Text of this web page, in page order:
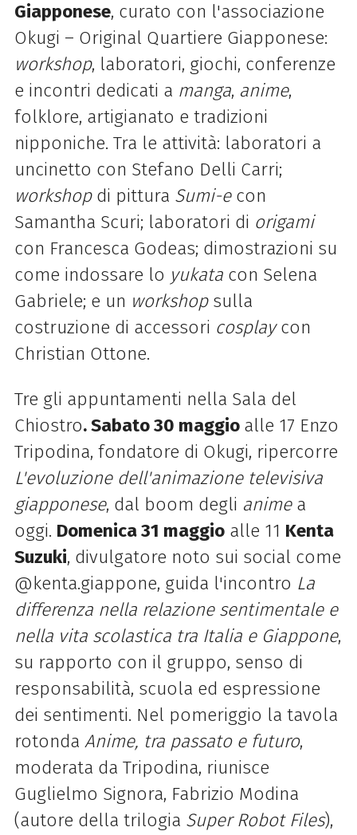
Giapponese, curato con l'associazione
Okugi – Original Quartiere Giapponese:
workshop, laboratori, giochi, conferenze
e incontri dedicati a manga, anime,
folklore, artigianato e tradizioni
nipponiche. Tra le attività: laboratori a
uncinetto con Stefano Delli Carri;
workshopdi pittura Sumi-econ
Samantha Scuri; laboratori di origami
con Francesca Godeas; dimostrazioni su
come indossare lo yukatacon Selena
Gabriele; e un workshopsulla
costruzione di accessori cosplaycon
Christian Ottone.
Tre gli appuntamenti nella Sala del
Chiostro. Sabato 30 maggio alle 17 Enzo
Tripodina, fondatore di Okugi, ripercorre
L'evoluzione dell'animazione televisiva
giapponese, dal boom degli animea
oggi. Domenica 31 maggioalle 11 Kenta
Suzuki, divulgatore noto sui social come
@kenta.giappone, guida l'incontro La
differenza nella relazione sentimentale e
nella vita scolastica tra Italia e Giappone,
su rapporto con il gruppo, senso di
responsabilità, scuola ed espressione
dei sentimenti. Nel pomeriggio la tavola
rotonda Anime, tra passato e futuro,
moderata da Tripodina, riunisce
Guglielmo Signora, Fabrizio Modina
(autore della trilogia Super Robot Files),